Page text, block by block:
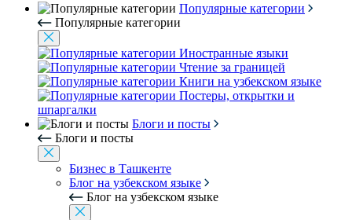
Популярные категории
Популярные категории
Иностранные языки
Чтение за границей
Книги на узбекском языке
Постеры, открытки и
шпаргалки
Блоги и посты
Блоги и посты
Бизнес в Ташкенте
Блог на узбекском языке
Блог на узбекском языке